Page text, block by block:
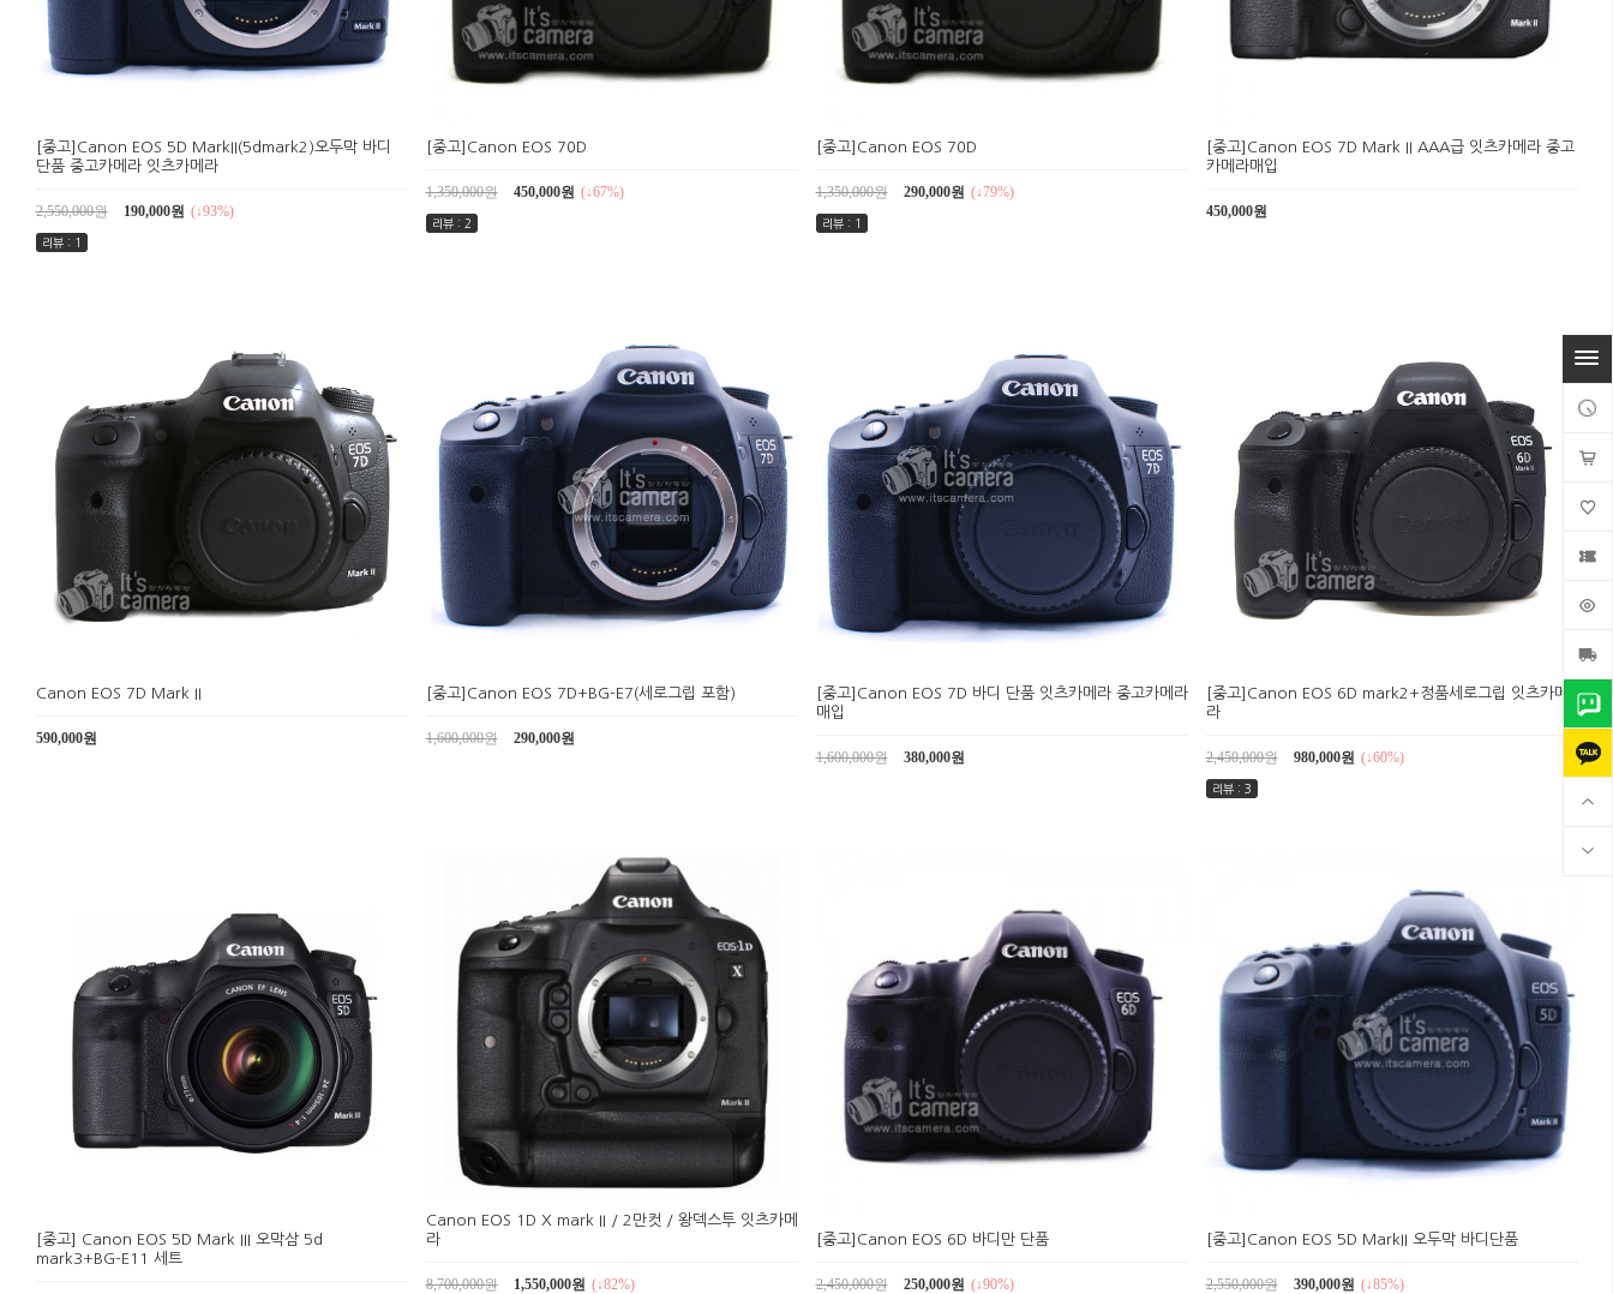
[중고]Canon EOS 5D MarkII(5dmark2)오두막 바디
단품 중고카메라 잇츠카메라
2,550,000원 190,000원 (↓93%)
리뷰 : 1
[중고]Canon EOS 70D
1,350,000원 450,000원 (↓67%)
리뷰 : 2
[중고]Canon EOS 70D
1,350,000원 290,000원 (↓79%)
리뷰 : 1
[중고]Canon EOS 7D Mark II AAA급 잇츠카메라 중고
카메라매입
450,000원
Canon EOS 7D Mark II
590,000원
[중고]Canon EOS 7D+BG-E7(세로그립 포함)
1,600,000원 290,000원
[중고]Canon EOS 7D 바디 단품 잇츠카메라 중고카메라
매입
1,600,000원 380,000원
[중고]Canon EOS 6D mark2+정품세로그립 잇츠카메
라
2,450,000원 980,000원 (↓60%)
리뷰 : 3
[중고] Canon EOS 5D Mark III 오막삼 5d
mark3+BG-E11 세트
Canon EOS 1D X mark II / 2만컷 / 왕덱스투 잇츠카메
라
8,700,000원 1,550,000원 (↓82%)
[중고]Canon EOS 6D 바디만 단품
2,450,000원 250,000원 (↓90%)
[중고]Canon EOS 5D MarkII 오두막 바디단품
2,550,000원 390,000원 (↓85%)